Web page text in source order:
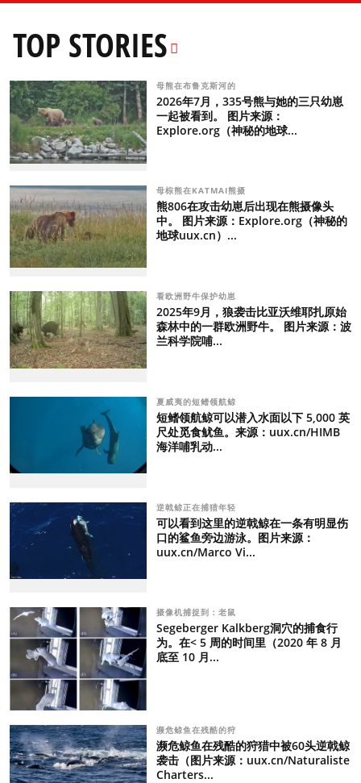
TOP STORIES
母熊在布鲁克斯河的
2026年7月，335号熊与她的三只幼崽
一起被看到。 图片来源：
Explore.org（神秘的地球...
母棕熊在KATMAI熊摄
熊806在攻击幼崽后出现在熊摄像头
中。 图片来源：Explore.org（神秘的
地球uux.cn）...
看欧洲野牛保护幼崽
2025年9月，狼袭击比亚沃维耶扎原始
森林中的一群欧洲野牛。 图片来源：波
兰科学院哺...
夏威夷的短鳍领航鲸
短鳍领航鲸可以潜入水面以下 5,000 英
尺处觅食鱿鱼。来源：uux.cn/HIMB
海洋哺乳动...
逆戟鲸正在捕猎年轻
可以看到这里的逆戟鲸在一条有明显伤
口的鲨鱼旁边游泳。图片来源：
uux.cn/Marco Vi...
摄像机捕捉到：老鼠
Segeberger Kalkberg洞穴的捕食行
为。在< 5 周的时间里（2020 年 8 月
底至 10 月...
濒危鲸鱼在残酷的狩
濒危鲸鱼在残酷的狩猎中被60头逆戟鲸
袭击（图片来源：uux.cn/Naturaliste
Charters...